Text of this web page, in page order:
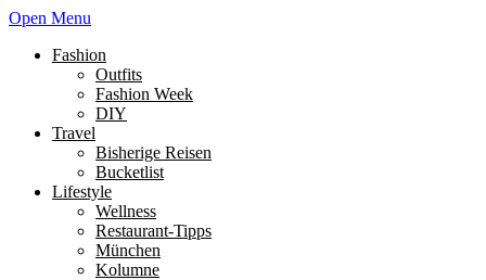
Open Menu
Fashion
Outfits
Fashion Week
DIY
Travel
Bisherige Reisen
Bucketlist
Lifestyle
Wellness
Restaurant-Tipps
München
Kolumne